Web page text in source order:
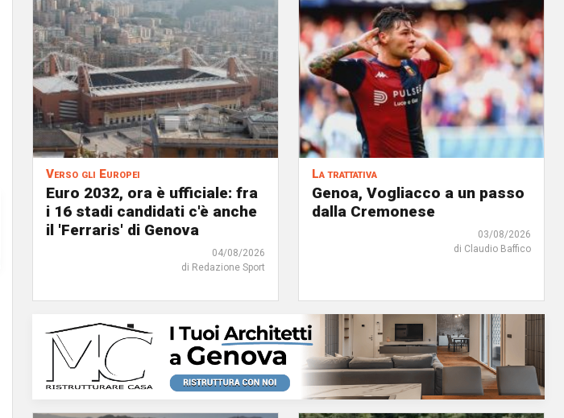
Verso gli Europei
Euro 2032, ora è ufficiale: fra
i 16 stadi candidati c'è anche
il 'Ferraris' di Genova
04/08/2026
di Redazione Sport
La trattativa
Genoa, Vogliacco a un passo
dalla Cremonese
03/08/2026
di Claudio Baffico